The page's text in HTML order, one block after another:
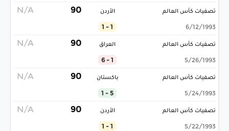
تصفيات كأس العالم
6/12/1993
الأردن
1 - 1
90
N/A
تصفيات كأس العالم
5/26/1993
العراق
1 - 6
90
N/A
تصفيات كأس العالم
5/24/1993
باكستان
5 - 1
90
N/A
تصفيات كأس العالم
5/22/1993
الأردن
1 - 1
90
N/A